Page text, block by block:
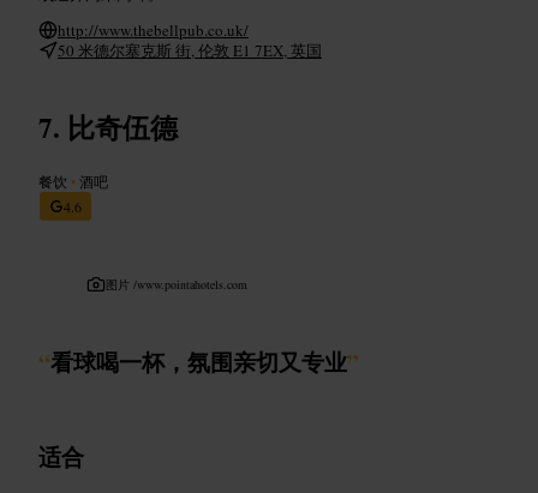
http://www.thebellpub.co.uk/
50 米德尔塞克斯 街, 伦敦 E1 7EX, 英国
比奇伍德
餐饮 •酒吧
4.6
图片 /www.pointahotels.com
“看球喝一杯，氛围亲切又专业”
适合